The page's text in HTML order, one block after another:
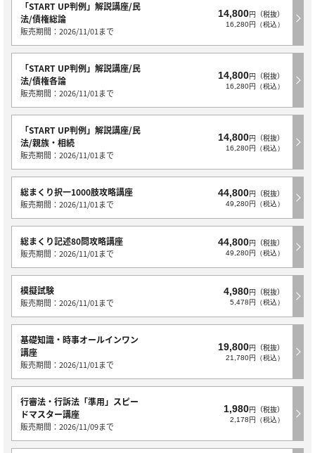
「START UP判例」解説講座/民
法/債権総論
販売期間：2026/11/01まで
14,800円（税抜）
16,280円（税込）
「START UP判例」解説講座/民
法/債権各論
販売期間：2026/11/01まで
14,800円（税抜）
16,280円（税込）
「START UP判例」解説講座/民
法/親族・相続
販売期間：2026/11/01まで
14,800円（税抜）
16,280円（税込）
総まくり択一1000肢攻略講座
販売期間：2026/11/01まで
44,800円（税抜）
49,280円（税込）
総まくり記述80問攻略講座
販売期間：2026/11/01まで
44,800円（税抜）
49,280円（税込）
模擬試験
販売期間：2026/11/01まで
4,980円（税抜）
5,478円（税込）
基礎知識・時事オールインワン
講座
販売期間：2026/11/01まで
19,800円（税抜）
21,780円（税込）
行審法・行訴法「準用」スピー
ドマスター講座
販売期間：2026/11/09まで
1,980円（税抜）
2,178円（税込）